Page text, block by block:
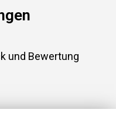
und Bewertung